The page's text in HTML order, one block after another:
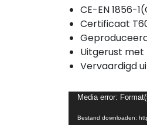
CE-EN 1856-
Certificaat
Uitgerust met
Vervaardigd
Videospeler
Media error:
Bestand downloaden: